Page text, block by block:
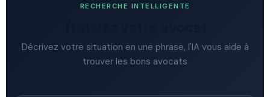
RECHERCHE INTELLIGENTE
Décrivez votre situation en une phrase, l'IA vous aide à
trouver les bons avocats